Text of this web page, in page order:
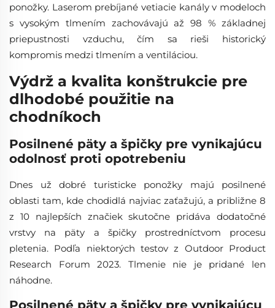
ponožky. Laserom prebíjané vetiacie kanály v modeloch
s vysokým tlmením zachovávajú až 98 % základnej
priepustnosti vzduchu, čím sa rieši historický
kompromis medzi tlmením a ventiláciou.
Výdrž a kvalita konštrukcie pre
dlhodobé použitie na
chodníkoch
Posilnené päty a špičky pre vynikajúcu
odolnosť proti opotrebeniu
Dnes už dobré turisticke ponožky majú posilnené
oblasti tam, kde chodidlá najviac zaťažujú, a približne 8
z 10 najlepších značiek skutočne pridáva dodatočné
vrstvy na päty a špičky prostredníctvom procesu
pletenia. Podľa niektorých testov z Outdoor Product
Research Forum 2023. Tlmenie nie je pridané len
náhodne.
Posilnené päty a špičky pre vynikajúcu